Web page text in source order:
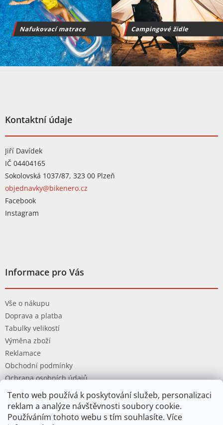
Tento web používá k poskytování služeb, personalizaci
reklam a analýze návštěvnosti soubory cookie.
Používáním tohoto webu s tím souhlasíte. Více
Kontaktní údaje
Jiří Davídek
IČ 04404165
Sokolovská 1037/87, 323 00 Plzeň
objednavky@bikenero.cz
Facebook
Instagram
Informace pro Vás
Vše o nákupu
Doprava a platba
Tabulky velikostí
Výměna zboží
Reklamace
Obchodní podmínky
Ochrana osobních údajů